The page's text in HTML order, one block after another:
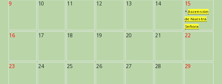
9 10 11 12 13 14 15
* Ascensión
de Nuestra
Señora
16 17 18 19 20 21 22
23 24 25 26 27 28 29